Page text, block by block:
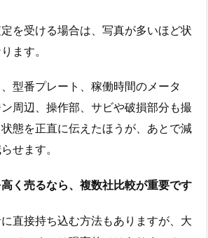
を受ける場合は、写真が多いほど状
ます。
型番プレート、稼働時間のメータ
周辺、操作部、サビや破損部分も撮
態を正直に伝えたほうが、あとで減
せます。
く売るなら、複数社比較が重要です
直接持ち込む方法もありますが、大